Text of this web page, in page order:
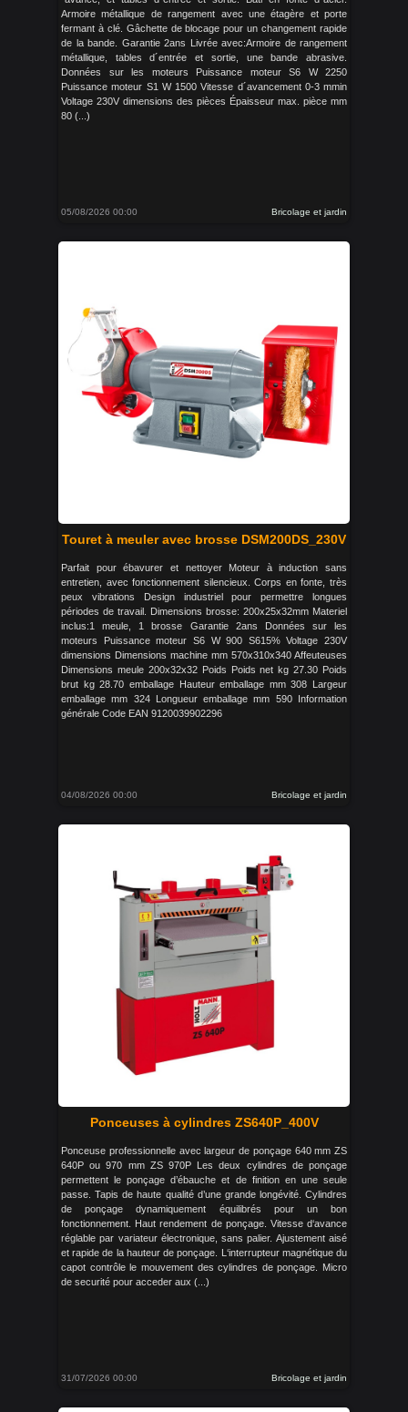
Armoire métallique de rangement avec une étagère et porte
fermant à clé. Gâchette de blocage pour un changement rapide
de la bande. Garantie 2ans Livrée avec:Armoire de rangement
métallique, tables d´entrée et sortie, une bande abrasive.
Données sur les moteurs Puissance moteur S6 W 2250
Puissance moteur S1 W 1500 Vitesse d´avancement 0-3 mmin
Voltage 230V dimensions des pièces Épaisseur max. pièce mm
80 (...)
05/08/2026 00:00 Bricolage et jardin
Touret à meuler avec brosse DSM200DS_230V
Parfait pour ébavurer et nettoyer Moteur à induction sans
entretien, avec fonctionnement silencieux. Corps en fonte, très
peux vibrations Design industriel pour permettre longues
périodes de travail. Dimensions brosse: 200x25x32mm Materiel
inclus:1 meule, 1 brosse Garantie 2ans Données sur les
moteurs Puissance moteur S6 W 900 S615% Voltage 230V
dimensions Dimensions machine mm 570x310x340 Affeuteuses
Dimensions meule 200x32x32 Poids Poids net kg 27.30 Poids
brut kg 28.70 emballage Hauteur emballage mm 308 Largeur
emballage mm 324 Longueur emballage mm 590 Information
générale Code EAN 9120039902296
04/08/2026 00:00 Bricolage et jardin
Ponceuses à cylindres ZS640P_400V
Ponceuse professionnelle avec largeur de ponçage 640 mm ZS
640P ou 970 mm ZS 970P Les deux cylindres de ponçage
permettent le ponçage d’ébauche et de finition en une seule
passe. Tapis de haute qualité d’une grande longévité. Cylindres
de ponçage dynamiquement équilibrés pour un bon
fonctionnement. Haut rendement de ponçage. Vitesse d‘avance
réglable par variateur électronique, sans palier. Ajustement aisé
et rapide de la hauteur de ponçage. L‘interrupteur magnétique du
capot contrôle le mouvement des cylindres de ponçage. Micro
de securité pour acceder aux (...)
31/07/2026 00:00 Bricolage et jardin